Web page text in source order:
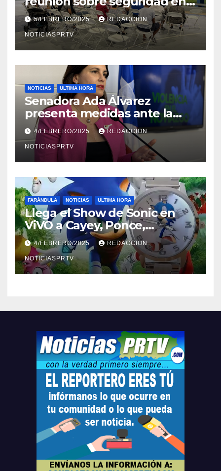
Reparto Metropolitano
5/FEBRERO/2025 REDACCION
NOTICIASPRTV
NOTICIAS ULTIMA HORA
Senadora Ada Álvarez
presenta medidas ante la
violencia en el noviazgo
4/FEBRERO/2025 REDACCION
NOTICIASPRTV
FARÁNDULA NOTICIAS ULTIMA HORA
Llega el Show de Sonic en
ViVO a Cayey, Ponce,
Barceloneta y Humacao,
Relojes gratis para el que
compre ahora….
4/FEBRERO/2025 REDACCION
NOTICIASPRTV